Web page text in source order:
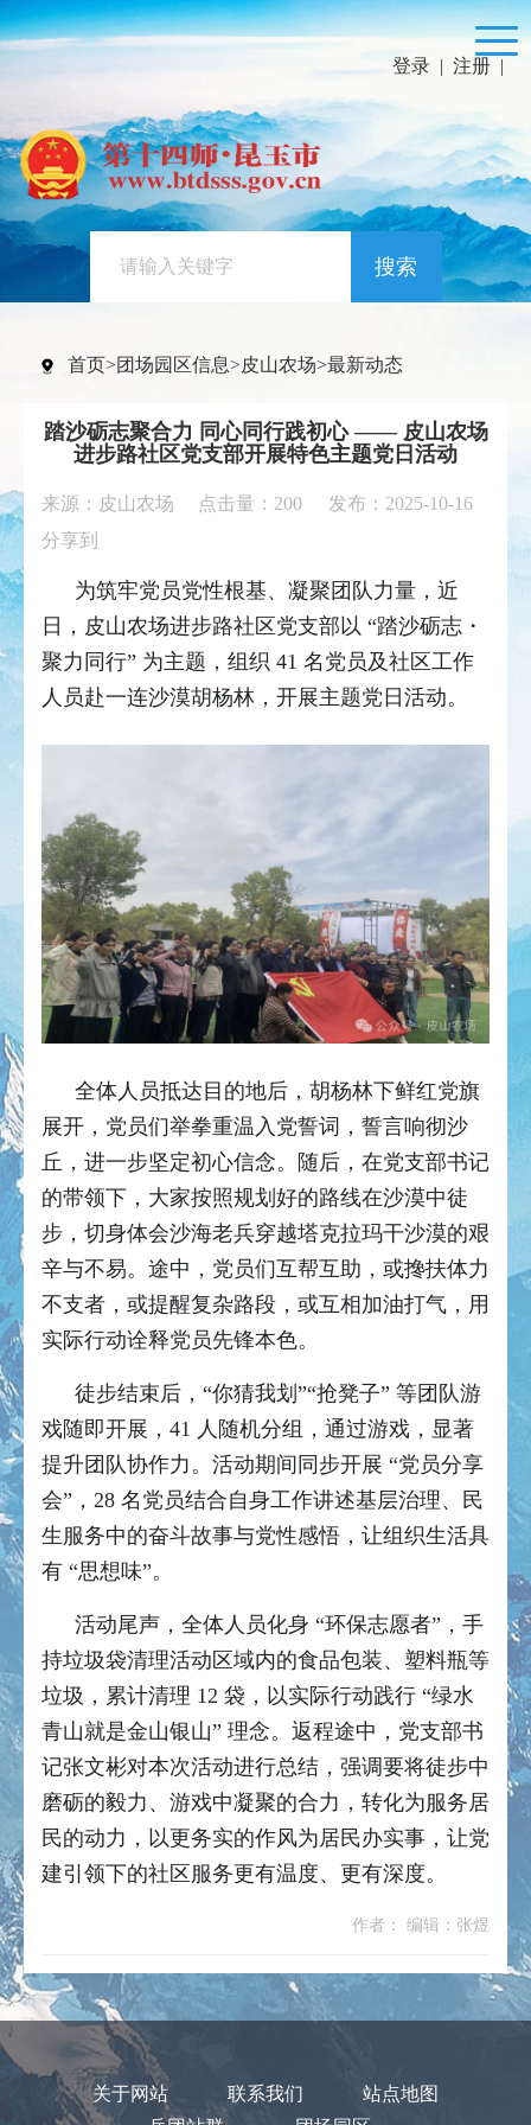
登录 | 注册 |
搜索
首页>团场园区信息>皮山农场>最新动态
踏沙砺志聚合力 同心同行践初心 —— 皮山农场
进步路社区党支部开展特色主题党日活动
来源：皮山农场 点击量： 200
发布：2025-10-16
分享到
为筑牢党员党性根基、凝聚团队力量，近
日，皮山农场进步路社区党支部以 “踏沙砺志・
聚力同行” 为主题，组织 41 名党员及社区工作
人员赴一连沙漠胡杨林，开展主题党日活动。
全体人员抵达目的地后，胡杨林下鲜红党旗
展开，党员们举拳重温入党誓词，誓言响彻沙
丘，进一步坚定初心信念。随后，在党支部书记
的带领下，大家按照规划好的路线在沙漠中徒
步，切身体会沙海老兵穿越塔克拉玛干沙漠的艰
辛与不易。途中，党员们互帮互助，或搀扶体力
不支者，或提醒复杂路段，或互相加油打气，用
实际行动诠释党员先锋本色。
徒步结束后，“你猜我划”“抢凳子” 等团队游
戏随即开展，41 人随机分组，通过游戏，显著
提升团队协作力。活动期间同步开展 “党员分享
会”，28 名党员结合自身工作讲述基层治理、民
生服务中的奋斗故事与党性感悟，让组织生活具
有 “思想味”。
活动尾声，全体人员化身 “环保志愿者”，手
持垃圾袋清理活动区域内的食品包装、塑料瓶等
垃圾，累计清理 12 袋，以实际行动践行 “绿水
青山就是金山银山” 理念。返程途中，党支部书
记张文彬对本次活动进行总结，强调要将徒步中
磨砺的毅力、游戏中凝聚的合力，转化为服务居
民的动力，以更务实的作风为居民办实事，让党
建引领下的社区服务更有温度、更有深度。
作者： 编辑：张煜
关于网站 联系我们
站点地图